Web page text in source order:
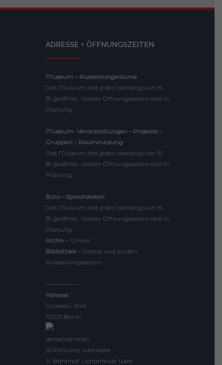
ADRESSE + ÖFFNUNGSZEITEN
Museum – Ausstellungsräume
Das Museum hat jeden dienstag von 15-
18 geöffnet. Weiter Öffnungszeiten sind in
Planung.
Museum -Veranstaltungen – Projekte –
Gruppen – Raumnutzung
Das Museum hat jeden dienstag von 15-
18 geöffnet. Weiter Öffnungszeiten sind in
Planung.
Büro – Sprechzeiten
Das Museum hat jeden dienstag von 15-
18 geöffnet. Weiter Öffnungszeiten sind in
Planung.
Archiv– Online
Bibliothek– Online und zu den
Ausstellungszeiten
—————–
Adresse:
Drakestr. 64A
12205 Berlin
Verkehrsmittel:
S1 Richtung: Wannsee
S- Bahnhof: Lichterfelde West